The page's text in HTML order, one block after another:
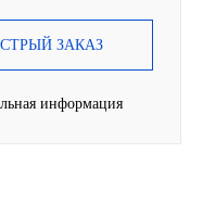
ЗАКАЗ
информация